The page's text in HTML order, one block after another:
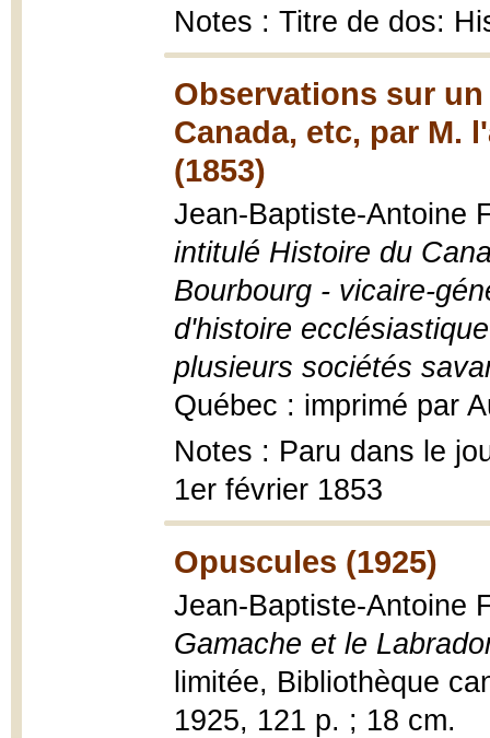
Notes : Titre de dos:
Observations sur
Canada, etc, par M.
(1853)
Jean-Baptiste-Antoine
intitulé Histoire du
Bourbourg - vicaire-
d'histoire
plusieurs sociétés
Québec : imprimé par
Notes : Paru dans le
1er février 1853
Opuscules (1925)
Jean-Baptiste-Antoine
Gamache et le
limitée, Bibliothèque
1925, 121 p. ; 18 cm.